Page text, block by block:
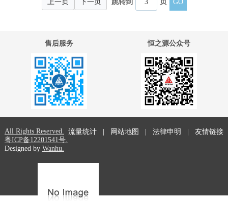
上一页 下一页 跳转到 页
售后服务 恒之源公众号
流量统计 | 网站地图 | 法律申明 | 友情链接
All Rights Reserved.
粤ICP备12201541号.
Designed by Wanhu.